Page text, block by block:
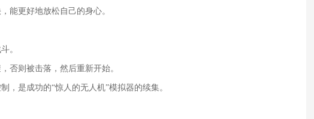
能更好地放松自己的身心。
。
否则被击落，然后重新开始。
，是成功的“惊人的无人机”模拟器的续集。